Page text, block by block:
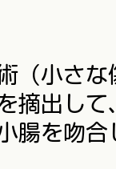
（小さな
摘出して
腸を吻合